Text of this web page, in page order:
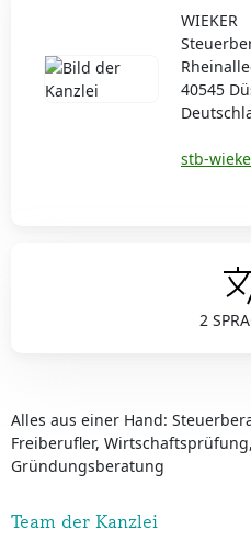
2
Alles aus einer Hand:
Freiberufler,
Gründungsberatung
Team der Kanzlei
WIEKER
40545
stb-